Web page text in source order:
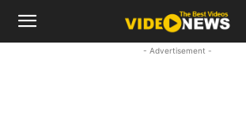
- Advertisement -